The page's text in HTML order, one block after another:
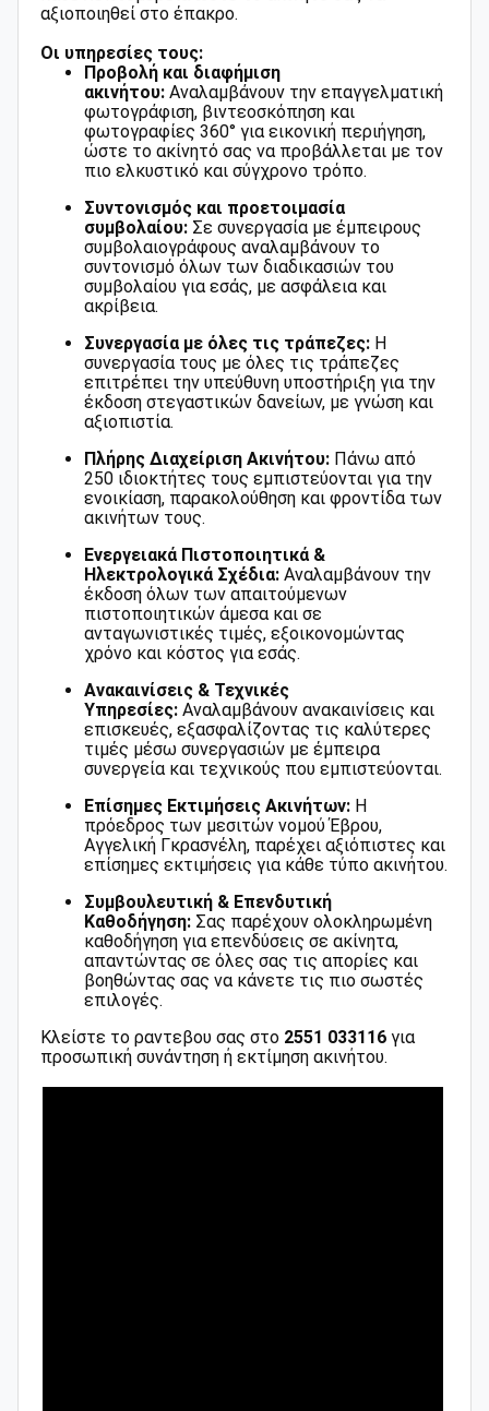
αξιοποιηθεί στο έπακρο.
Οι υπηρεσίες τους:
Προβολή και διαφήμιση
ακινήτου: Αναλαμβάνουν την επαγγελματική
φωτογράφιση, βιντεοσκόπηση και
φωτογραφίες 360° για εικονική περιήγηση,
ώστε το ακίνητό σας να προβάλλεται με τον
πιο ελκυστικό και σύγχρονο τρόπο.
Συντονισμός και προετοιμασία
συμβολαίου: Σε συνεργασία με έμπειρους
συμβολαιογράφους αναλαμβάνουν το
συντονισμό όλων των διαδικασιών του
συμβολαίου για εσάς, με ασφάλεια και
ακρίβεια.
Συνεργασία με όλες τις τράπεζες: Η
συνεργασία τους με όλες τις τράπεζες
επιτρέπει την υπεύθυνη υποστήριξη για την
έκδοση στεγαστικών δανείων, με γνώση και
αξιοπιστία.
Πλήρης Διαχείριση Ακινήτου: Πάνω από
250 ιδιοκτήτες τους εμπιστεύονται για την
ενοικίαση, παρακολούθηση και φροντίδα των
ακινήτων τους.
Ενεργειακά Πιστοποιητικά &
Ηλεκτρολογικά Σχέδια: Αναλαμβάνουν την
έκδοση όλων των απαιτούμενων
πιστοποιητικών άμεσα και σε
ανταγωνιστικές τιμές, εξοικονομώντας
χρόνο και κόστος για εσάς.
Ανακαινίσεις & Τεχνικές
Υπηρεσίες: Αναλαμβάνουν ανακαινίσεις και
επισκευές, εξασφαλίζοντας τις καλύτερες
τιμές μέσω συνεργασιών με έμπειρα
συνεργεία και τεχνικούς που εμπιστεύονται.
Επίσημες Εκτιμήσεις Ακινήτων: Η
πρόεδρος των μεσιτών νομού Έβρου,
Αγγελική Γκρασνέλη, παρέχει αξιόπιστες και
επίσημες εκτιμήσεις για κάθε τύπο ακινήτου.
Συμβουλευτική & Επενδυτική
Καθοδήγηση: Σας παρέχουν ολοκληρωμένη
καθοδήγηση για επενδύσεις σε ακίνητα,
απαντώντας σε όλες σας τις απορίες και
βοηθώντας σας να κάνετε τις πιο σωστές
επιλογές.
Κλείστε το ραντεβου σας στο 2551 033116 για
προσωπική συνάντηση ή εκτίμηση ακινήτου.